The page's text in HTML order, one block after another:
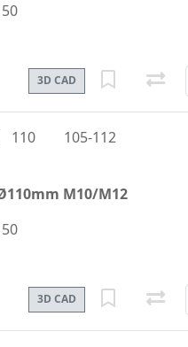
3D CAD
M10/M12
110 105-112
3D CAD